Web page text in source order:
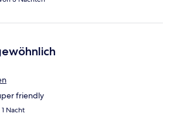
friendly
Nacht